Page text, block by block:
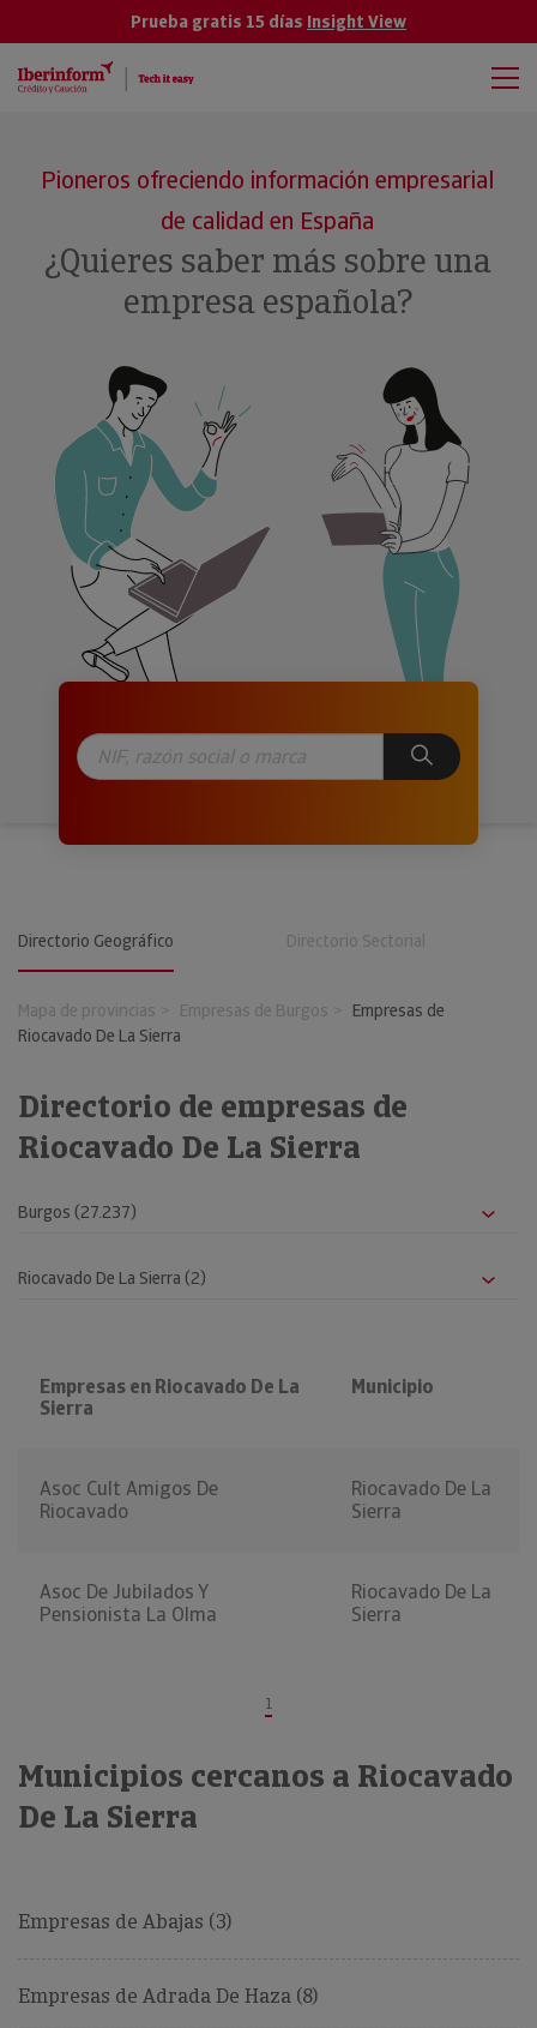
Prueba gratis 15 días Insight View
Pioneros ofreciendo información empresarial
de calidad en España
¿Quieres saber más sobre una
empresa española?
Directorio Geográfico Directorio Sectorial
Mapa de provincias Empresas de Burgos
Empresas de
Riocavado De La Sierra
Directorio de empresas de
Riocavado De La Sierra
Empresas en Riocavado De La
Sierra
Municipio
Asoc Cult Amigos De
Riocavado
Riocavado De La
Sierra
Asoc De Jubilados Y
Pensionista La Olma
Riocavado De La
Sierra
1
Municipios cercanos a Riocavado
De La Sierra
Empresas de Abajas (3)
Empresas de Adrada De Haza (8)